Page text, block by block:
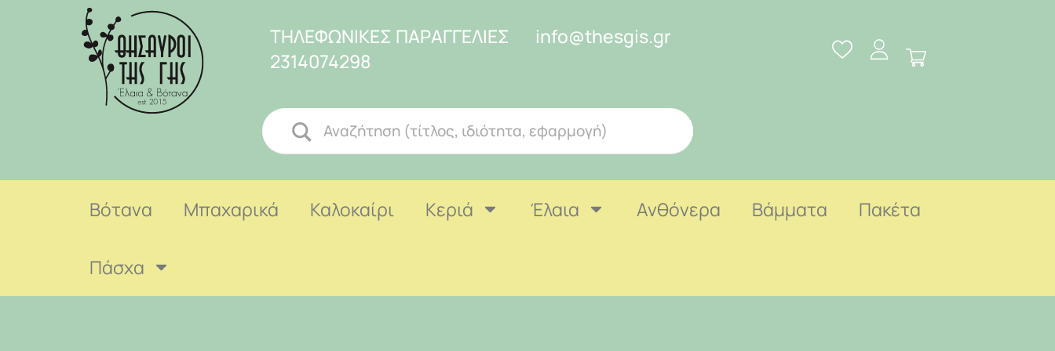
ΤΗΛΕΦΩΝΙΚΕΣ ΠΑΡΑΓΓΕΛΙΕΣ
2314074298
info@thesgis.gr
Βότανα Μπαχαρικά Καλοκαίρι Κεριά Έλαια Ανθόνερα Βάμματα Πακέτα
Πάσχα